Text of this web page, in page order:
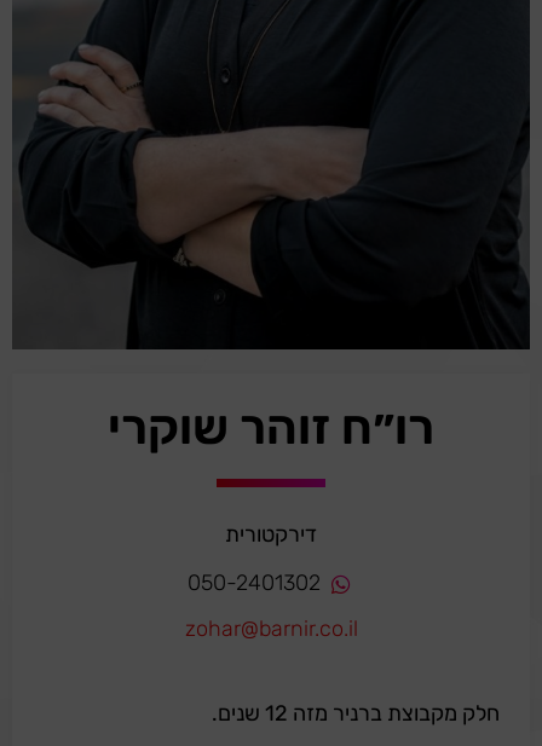
רו״ח זוהר שוקרי
דירקטורית
050-2401302
zohar@barnir.co.il
חלק מקבוצת ברניר מזה 12 שנים.